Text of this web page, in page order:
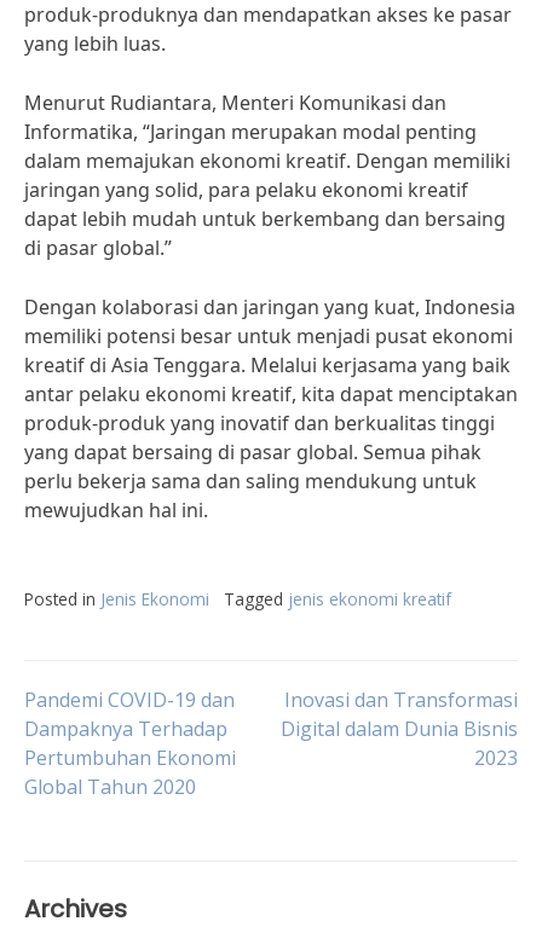
produk-produknya dan mendapatkan akses ke pasar
yang lebih luas.
Menurut Rudiantara, Menteri Komunikasi dan
Informatika, “Jaringan merupakan modal penting
dalam memajukan ekonomi kreatif. Dengan memiliki
jaringan yang solid, para pelaku ekonomi kreatif
dapat lebih mudah untuk berkembang dan bersaing
di pasar global.”
Dengan kolaborasi dan jaringan yang kuat, Indonesia
memiliki potensi besar untuk menjadi pusat ekonomi
kreatif di Asia Tenggara. Melalui kerjasama yang baik
antar pelaku ekonomi kreatif, kita dapat menciptakan
produk-produk yang inovatif dan berkualitas tinggi
yang dapat bersaing di pasar global. Semua pihak
perlu bekerja sama dan saling mendukung untuk
mewujudkan hal ini.
Posted in Jenis Ekonomi Tagged jenis ekonomi kreatif
Post
navigation
Pandemi COVID-19 dan
Dampaknya Terhadap
Pertumbuhan Ekonomi
Global Tahun 2020
Inovasi dan Transformasi
Digital dalam Dunia Bisnis
2023
Archives